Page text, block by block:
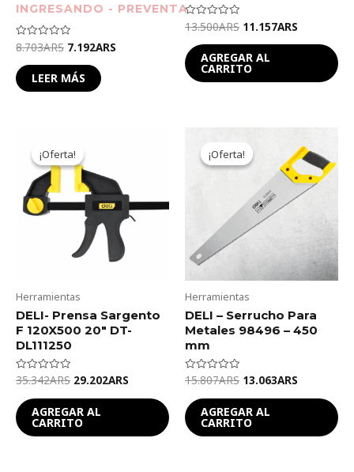
Valorado
en
de
5
8.703ARS 7.192ARS
LEER MÁS
Valorado
en
de
5
13.500ARS 11.157ARS
AGREGAR AL
CARRITO
¡Oferta!
¡Oferta!
Herramientas
DELI- Prensa Sargento
F 120X500 20″ DT-
DL111250
Valorado
de
5
35.342ARS
was:
35.342ARS.
29.202ARS
AGREGAR AL
CARRITO
¡Oferta!
¡Oferta!
Herramientas
DELI – Serrucho Para
Metales 98496 – 450
mm
Valorado
de
5
15.807ARS
price
was:
15.807ARS.
13.063ARS
price
is:
AGREGAR AL
CARRITO